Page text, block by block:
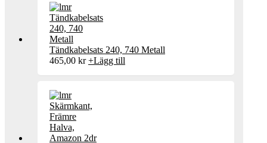
Tändkabelsats 240, 740 Metall
465,00 kr +Lägg till